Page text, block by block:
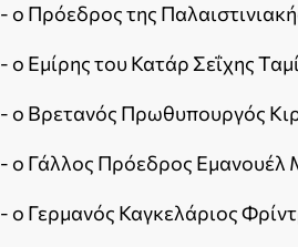
- ο Πρόεδρος της
- ο Εμίρης του Κατάρ Σεΐχης
- ο Βρετανός Πρωθυπουργός
- ο Γάλλος Πρόεδρος Εμανουέλ
- ο Γερμανός Καγκελάριος